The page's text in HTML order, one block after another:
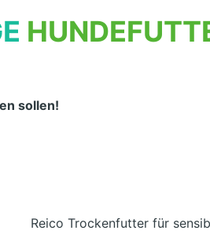
sollen!
Reico Trockenfutter für